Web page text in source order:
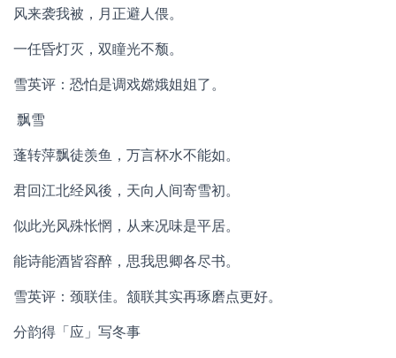
风来袭我被，月正避人偎。
一任昏灯灭，双瞳光不颓。
雪英评：恐怕是调戏嫦娥姐姐了。
飘雪
蓬转萍飘徒羡鱼，万言杯水不能如。
君回江北经风後，天向人间寄雪初。
似此光风殊怅惘，从来况味是平居。
能诗能酒皆容醉，思我思卿各尽书。
雪英评：颈联佳。颔联其实再琢磨点更好。
分韵得「应」写冬事